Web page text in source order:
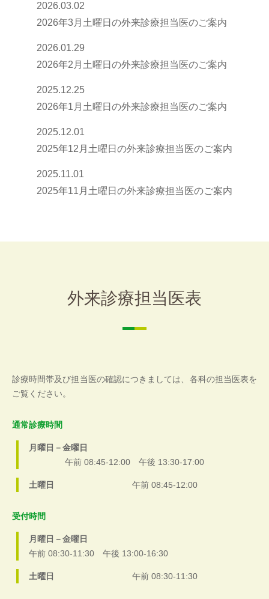
2026.03.02
2026年3月土曜日の外来診療担当医のご案内
2026.01.29
2026年2月土曜日の外来診療担当医のご案内
2025.12.25
2026年1月土曜日の外来診療担当医のご案内
2025.12.01
2025年12月土曜日の外来診療担当医のご案内
2025.11.01
2025年11月土曜日の外来診療担当医のご案内
外来診療担当医表
診療時間帯及び担当医の確認につきましては、各科の担当医表を
ご覧ください。
通常診療時間
月曜日－金曜日
午前 08:45-12:00 午後 13:30-17:00
土曜日 午前 08:45-12:00
受付時間
月曜日－金曜日
午前 08:30-11:30 午後 13:00-16:30
土曜日 午前 08:30-11:30